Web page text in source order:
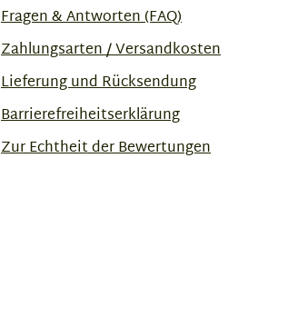
Fragen & Antworten (FAQ)
Zahlungsarten / Versandkosten
Lieferung und Rücksendung
Barrierefreiheitserklärung
Zur Echtheit der Bewertungen